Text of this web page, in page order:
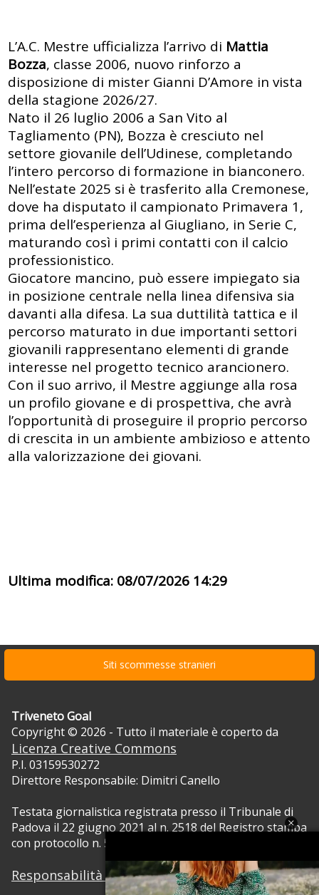
L’A.C. Mestre ufficializza l’arrivo di Mattia
Bozza, classe 2006, nuovo rinforzo a
disposizione di mister Gianni D’Amore in vista
della stagione 2026/27.
Nato il 26 luglio 2006 a San Vito al
Tagliamento (PN), Bozza è cresciuto nel
settore giovanile dell’Udinese, completando
l’intero percorso di formazione in bianconero.
Nell’estate 2025 si è trasferito alla Cremonese,
dove ha disputato il campionato Primavera 1,
prima dell’esperienza al Giugliano, in Serie C,
maturando così i primi contatti con il calcio
professionistico.
Giocatore mancino, può essere impiegato sia
in posizione centrale nella linea difensiva sia
davanti alla difesa. La sua duttilità tattica e il
percorso maturato in due importanti settori
giovanili rappresentano elementi di grande
interesse nel progetto tecnico arancionero.
Con il suo arrivo, il Mestre aggiunge alla rosa
un profilo giovane e di prospettiva, che avrà
l’opportunità di proseguire il proprio percorso
di crescita in un ambiente ambizioso e attento
alla valorizzazione dei giovani.
Ultima modifica: 08/07/2026 14:29
Siti scommesse stranieri
Triveneto Goal
Copyright © 2026 - Tutto il materiale è coperto da
Licenza Creative Commons
P.I. 03159530272
Direttore Responsabile: Dimitri Canello
Testata giornalistica registrata presso il Tribunale di
Padova il 22 giugno 2021 al n. 2518 del Registro stampa
con protocollo n. 5105/2021 RVG.
Responsabilità dei contenuti